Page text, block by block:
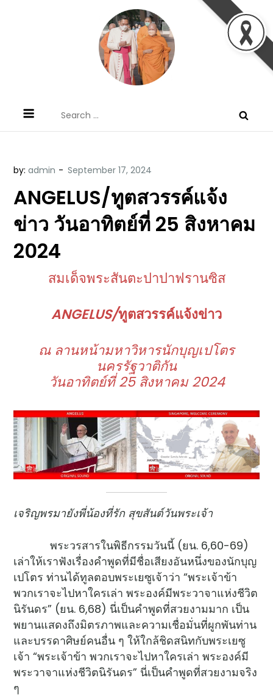
ประทานพระพรแก่พวกท่านท้งหลายเทอญ
for:
by:admin
ANGELUS/ทูตสวรรค์แจ้ง
ข่าว วันอาทิตย์ที่ 25 สิงหาคม
2024
สมเด็จพระสันตะปาปาฟรานซิส
ANGELUS/ทูตสวรรค์แจ้งข่าว
ณ ลานหน้ามหาวิหารนักบุญเปโตร
นครรัฐวาติกัน
วันอาทิตย์ที่ 25 สิงหาคม 2024
เจริญพรมายังพี่น้องที่รัก สุขสันต์วันพระเจ้า
พระวรสารในพิธีกรรมวันนี้ (ยน. 6,60-69)
เล่าให้เราฟังเรื่องคำพูดที่มีชื่อเสียงอันหนึ่งของนักบุญ
เปโตร ท่านได้ทูลตอบพระเยซูเจ้าว่า “พระเจ้าข้า
พวกเราจะไปหาใครเล่า พระองค์มีพระวาจาแห่งชีวิต
นิรันดร” (ยน. 6,68) นี่เป็นคำพูดที่สวยงามมาก เป็น
พยานแสดงถึงมิตรภาพและความเชื่อมั่นที่ผูกพันท่าน
และบรรดาศิษย์คนอื่น ๆ ให้ใกล้ชิดสนิทกับพระเยซู
เจ้า “พระเจ้าข้า พวกเราจะไปหาใครเล่า พระองค์มี
พระวาจาแห่งชีวิตนิรันดร” นี่เป็นคำพูดที่สวยงามจริง
ๆ